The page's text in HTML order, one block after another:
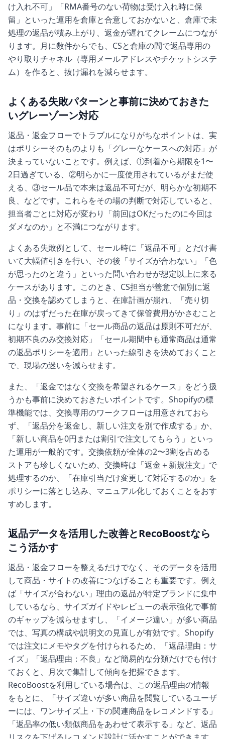
け入れ不可」「RMA番号のない荷物は受け入れ時に保
留」といった運用を倉庫と合意しておかないと、倉庫で未
処理の返品が積み上がり、返金が遅れてクレームにつなが
ります。月に数件からでも、CSと倉庫の間で返品専用の
やり取りチャネル（専用メールアドレスやチケットシステ
ム）を作ると、抜け漏れを減らせます。
よくある失敗パターンと事前に決めておきた
いグレーゾーン対応
返品・返金フローでトラブルになりがちなポイントは、実
はポリシーそのものよりも「グレーなケースへの対応」が
決まっていないことです。例えば、①到着から期限を1〜
2日過ぎている、②明らかに一度使用されているがまだ使
える、③セール品で本来は返品不可だが、明らかな初期不
良、などです。これらをその場の判断で対応していると、
担当者ごとに対応が変わり「前回はOKだったのに今回は
ダメなのか」と不満につながります。
よくある失敗例として、セール時に「返品不可」とだけ書
いて大幅値引きを行い、その後「サイズが合わない」「色
が思ったのと違う」といった問い合わせが想定以上に来る
ケースがあります。このとき、CS担当が善意で個別に返
品・交換を認めてしまうと、在庫計画が崩れ、「売り切
り」のはずだった在庫が戻ってきて保管費用がかさむこと
になります。事前に「セール商品の返品は原則不可だが、
初期不良のみ交換対応」「セール期間中も通常商品は通常
の返品ポリシーを適用」といった線引きを決めておくこと
で、現場の迷いを減らせます。
また、「返金ではなく交換を希望されるケース」をどう扱
うかも事前に決めておきたいポイントです。Shopifyの標
準機能では、交換専用のワークフローは用意されておら
ず、「返品分を返金し、新しい注文を別で作成する」か、
「新しい商品を0円または割引で注文してもらう」といっ
た運用が一般的です。交換依頼が全体の2〜3割を占める
ストアも珍しくないため、交換時は「返金＋新規注文」で
処理するのか、「在庫引当だけ変更して対応するのか」を
ポリシーに落とし込み、マニュアル化しておくことをおす
すめします。
返品データを活用した改善とRecoBoostなら
こう活かす
返品・返金フローを整えるだけでなく、そのデータを活用
して商品・サイトの改善につなげることも重要です。例え
ば「サイズが合わない」理由の返品が特定ブランドに集中
しているなら、サイズガイドやレビューの表示強化で事前
のギャップを減らせますし、「イメージ違い」が多い商品
では、写真の構成や説明文の見直しが有効です。Shopify
では注文にメモやタグを付けられるため、「返品理由：サ
イズ」「返品理由：不良」など簡易的な分類だけでも付け
ておくと、月次で集計して傾向を把握できます。
RecoBoostを利用している場合は、この返品理由の情報
をもとに、「サイズ違いが多い商品を閲覧しているユーザ
ーには、ワンサイズ上・下の関連商品をレコメンドする」
「返品率の低い類似商品をあわせて表示する」など、返品
リスクを下げるレコメンド設計に活かすことができます。